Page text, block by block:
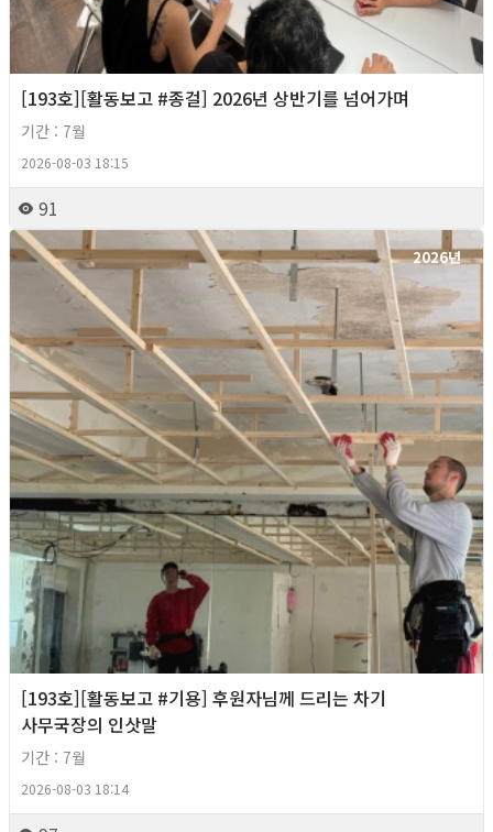
[193호][활동보고 #종걸] 2026년 상반기를 넘어가며
기간 : 7월
2026-08-03 18:15
91
2026년
[193호][활동보고 #기용] 후원자님께 드리는 차기
사무국장의 인삿말
기간 : 7월
2026-08-03 18:14